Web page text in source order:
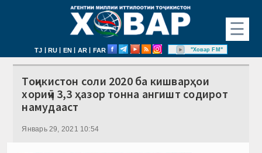
☰
TJ | RU | EN | AR | FAR "Ховар FM"
Тоҷикистон соли 2020 ба кишварҳои
хориҷӣ 3,3 ҳазор тонна ангишт содирот
намудааст
Январь 29, 2021 10:54